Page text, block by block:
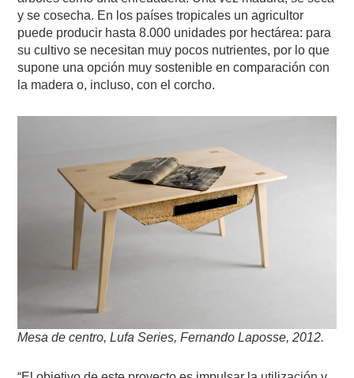
y se cosecha. En los países tropicales un agricultor
puede producir hasta 8.000 unidades por hectárea: para
su cultivo se necesitan muy pocos nutrientes, por lo que
supone una opción muy sostenible en comparación con
la madera o, incluso, con el corcho.
Mesa de centro, Lufa Series, Fernando Laposse, 2012.